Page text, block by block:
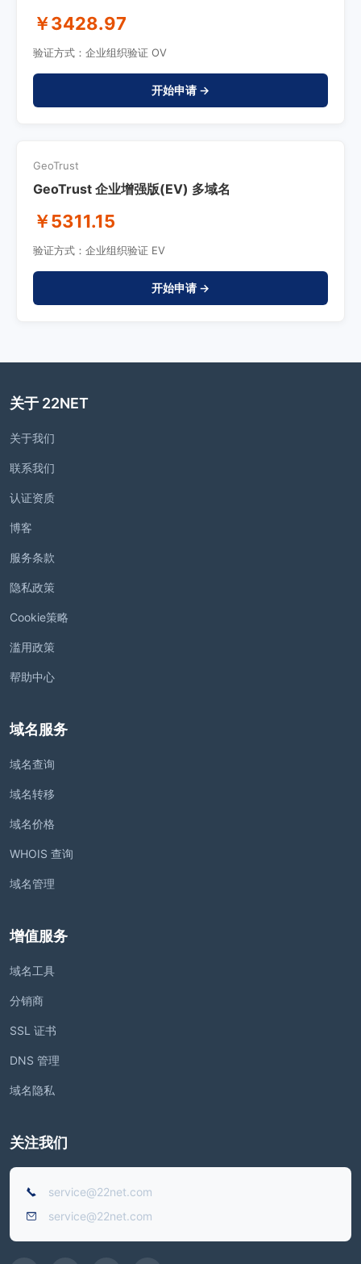
￥3428.97
验证方式：企业组织验证 OV
开始申请 →
GeoTrust
GeoTrust 企业增强版(EV) 多域名
￥5311.15
验证方式：企业组织验证 EV
开始申请 →
关于 22NET
关于我们
联系我们
认证资质
博客
服务条款
隐私政策
Cookie策略
滥用政策
帮助中心
域名服务
域名查询
域名转移
域名价格
WHOIS 查询
域名管理
增值服务
域名工具
分销商
SSL 证书
DNS 管理
域名隐私
关注我们
service@22net.com
service@22net.com